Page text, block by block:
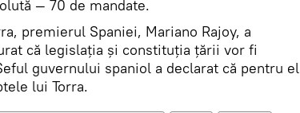
— 70 de mandate.
premierul Spaniei, Mariano Rajoy, a
că legislația și constituția țării vor fi
guvernului spaniol a declarat că pentru el
lui Torra.